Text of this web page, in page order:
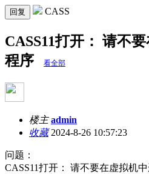
回复 CASS
CASS11打开： 请不
程序
看全部
楼主 admin
收藏2024-8-26 10:57:23
问题：
CASS11打开： 请不要在虚拟机